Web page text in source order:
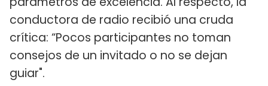
conductora de radio recibió una cruda
crítica: “Pocos participantes no toman
consejos de un invitado o no se dejan
guiar".